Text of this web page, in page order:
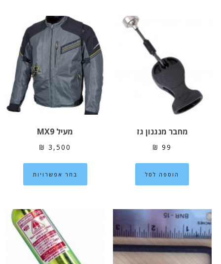
ניתן
לבחור
את
בעמוד
המוצר
מחבר מנגנון גז
₪ 99
הוספה לסל
מעיל MX9
₪ 3,500
בחר אפשרויות
למוצר
סוגים.
ניתן